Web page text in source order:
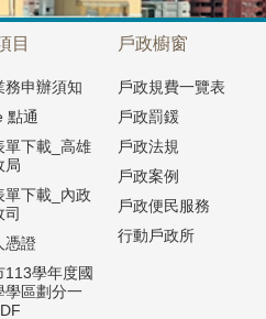
目
務申辦須知
點通
單下載_高雄
局
單下載_內政
司
憑證
113學年度國
學區劃分一
戶政櫥窗
戶政規費一覽表
戶政罰鍰
戶政法規
戶政案例
戶政便民服務
行動戶政所